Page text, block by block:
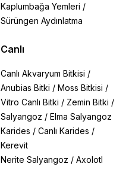
Kaplumbağa Yemleri /
Sürüngen Aydınlatma
Canlı
Canlı Akvaryum Bitkisi /
Anubias Bitki / Moss Bitkisi /
Vitro Canlı Bitki / Zemin Bitki /
Salyangoz / Elma Salyangoz
Karides / Canlı Karides /
Kerevit
Nerite Salyangoz / Axolotl